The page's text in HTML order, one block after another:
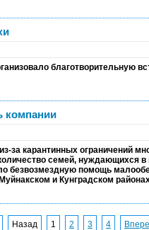
благотворительную
компании
за карантинных ограничений
семей, нуждающихся
безвозмездную помощь
и Кунградском
Назад 1 2 3 4